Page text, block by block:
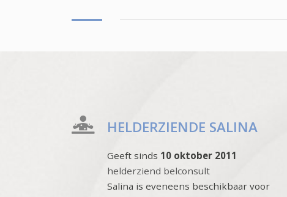
HELDERZIENDE SALINA
Geeft sinds 10 oktober 2011
helderziend belconsult
Salina is eveneens beschikbaar voor